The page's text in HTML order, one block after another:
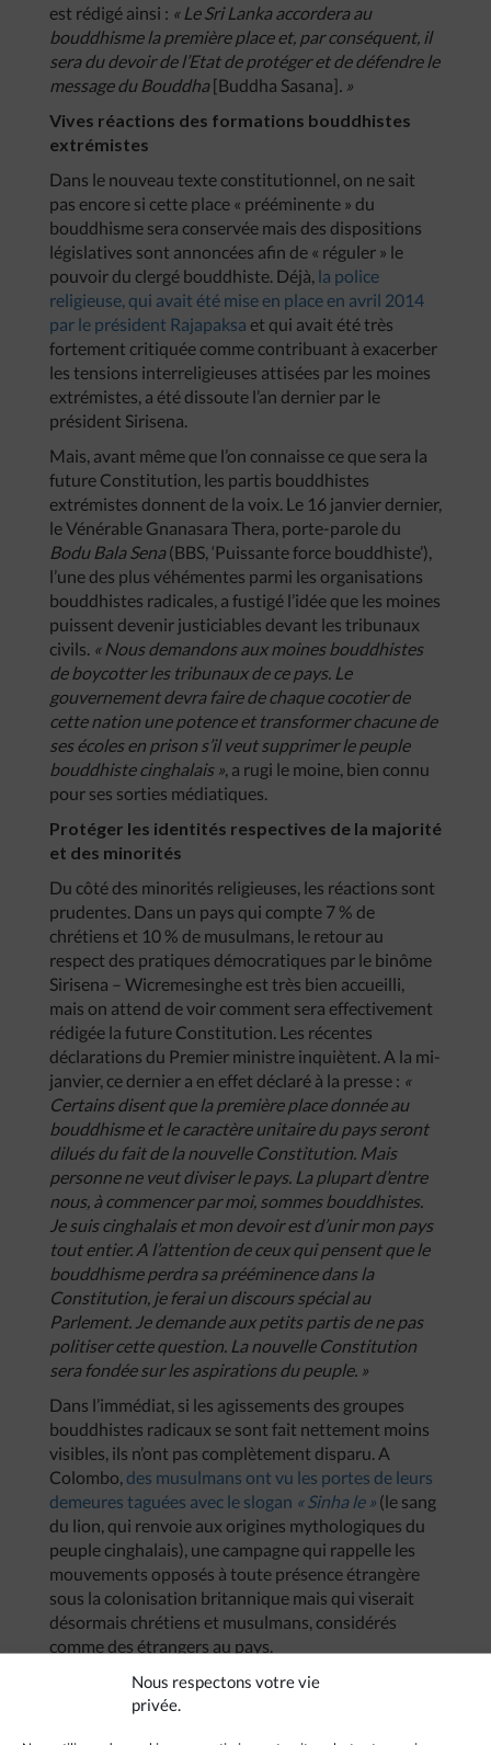
Nous respectons votre vie
privée.
est rédigé ainsi : « Le Sri Lanka accordera au
bouddhisme la première place et, par conséquent, il
sera du devoir de l’Etat de protéger et de défendre le
message du Bouddha[Buddha Sasana]. »
Vives réactions des formations bouddhistes
extrémistes
Dans le nouveau texte constitutionnel, on ne sait
pas encore si cette place « prééminente » du
bouddhisme sera conservée mais des dispositions
législatives sont annoncées afin de « réguler » le
pouvoir du clergé bouddhiste. Déjà, la police
religieuse, qui avait été mise en place en avril 2014
par le président Rajapaksa et qui avait été très
fortement critiquée comme contribuant à exacerber
les tensions interreligieuses attisées par les moines
extrémistes, a été dissoute l’an dernier par le
président Sirisena.
Mais, avant même que l’on connaisse ce que sera la
future Constitution, les partis bouddhistes
extrémistes donnent de la voix. Le 16 janvier dernier,
le Vénérable Gnanasara Thera, porte-parole du
Bodu Bala Sena(BBS, ‘Puissante force bouddhiste’),
l’une des plus véhémentes parmi les organisations
bouddhistes radicales, a fustigé l’idée que les moines
puissent devenir justiciables devant les tribunaux
civils. « Nous demandons aux moines bouddhistes
de boycotter les tribunaux de ce pays. Le
gouvernement devra faire de chaque cocotier de
cette nation une potence et transformer chacune de
ses écoles en prison s’il veut supprimer le peuple
bouddhiste cinghalais », a rugi le moine, bien connu
pour ses sorties médiatiques.
Protéger les identités respectives de la majorité
et des minorités
Du côté des minorités religieuses, les réactions sont
prudentes. Dans un pays qui compte 7 % de
chrétiens et 10 % de musulmans, le retour au
respect des pratiques démocratiques par le binôme
Sirisena – Wicremesinghe est très bien accueilli,
mais on attend de voir comment sera effectivement
rédigée la future Constitution. Les récentes
déclarations du Premier ministre inquiètent. A la mi-
janvier, ce dernier a en effet déclaré à la presse : «
Certains disent que la première place donnée au
bouddhisme et le caractère unitaire du pays seront
dilués du fait de la nouvelle Constitution. Mais
personne ne veut diviser le pays. La plupart d’entre
nous, à commencer par moi, sommes bouddhistes.
Je suis cinghalais et mon devoir est d’unir mon pays
tout entier. A l’attention de ceux qui pensent que le
bouddhisme perdra sa prééminence dans la
Constitution, je ferai un discours spécial au
Parlement. Je demande aux petits partis de ne pas
politiser cette question. La nouvelle Constitution
sera fondée sur les aspirations du peuple. »
Dans l’immédiat, si les agissements des groupes
bouddhistes radicaux se sont fait nettement moins
visibles, ils n’ont pas complètement disparu. A
Colombo, des musulmans ont vu les portes de leurs
demeures taguées avec le slogan « Sinha le » (le sang
du lion, qui renvoie aux origines mythologiques du
peuple cinghalais), une campagne qui rappelle les
mouvements opposés à toute présence étrangère
sous la colonisation britannique mais qui viserait
désormais chrétiens et musulmans, considérés
comme des étrangers au pays.
Pour l’archevêque catholique de Colombo, le
cardinal Malcolm Ranjith, le Sri Lanka est à un